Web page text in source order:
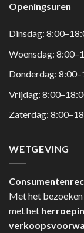
Openingsuren
Dinsdag:
Woensdag:
Donderdag:
Vrijdag:
Zaterdag:
WETGEVING
Met het bezoeken
met het